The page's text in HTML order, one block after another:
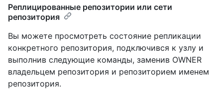
Реплицированные репозитории или сети
репозитория
Вы можете просмотреть состояние репликации
конкретного репозитория, подключився к узлу и
выполнив следующие команды, заменив OWNER
владельцем репозитория и репозиторием именем
репозитория.